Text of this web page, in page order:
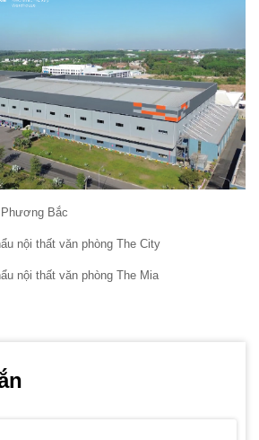
Bắc
nội thất văn phòng The City
nội thất văn phòng The Mia